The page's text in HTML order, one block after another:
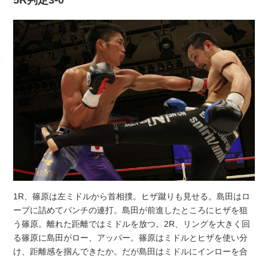
1R、篠原は左ミドルから首相撲。ヒザ蹴りも見せる。島田はロ
ープに詰めてパンチの連打。島田が前進したところにヒザを狙
う篠原。離れた距離ではミドルを放つ。2R、リングを大きく回
る篠原に島田がロー、アッパー。篠原はミドルとヒザを使い分
け、距離感を掴んできたか。だが島田はミドルにインローを合